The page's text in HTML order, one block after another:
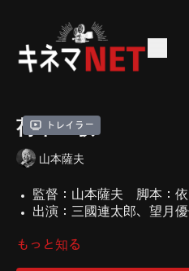
トレイラー
荷車の歌
山本薩夫
監督：山本薩夫 脚本：依
出演：三國連太郎、望月
明治・大正・昭和と半世紀に
もっと知る